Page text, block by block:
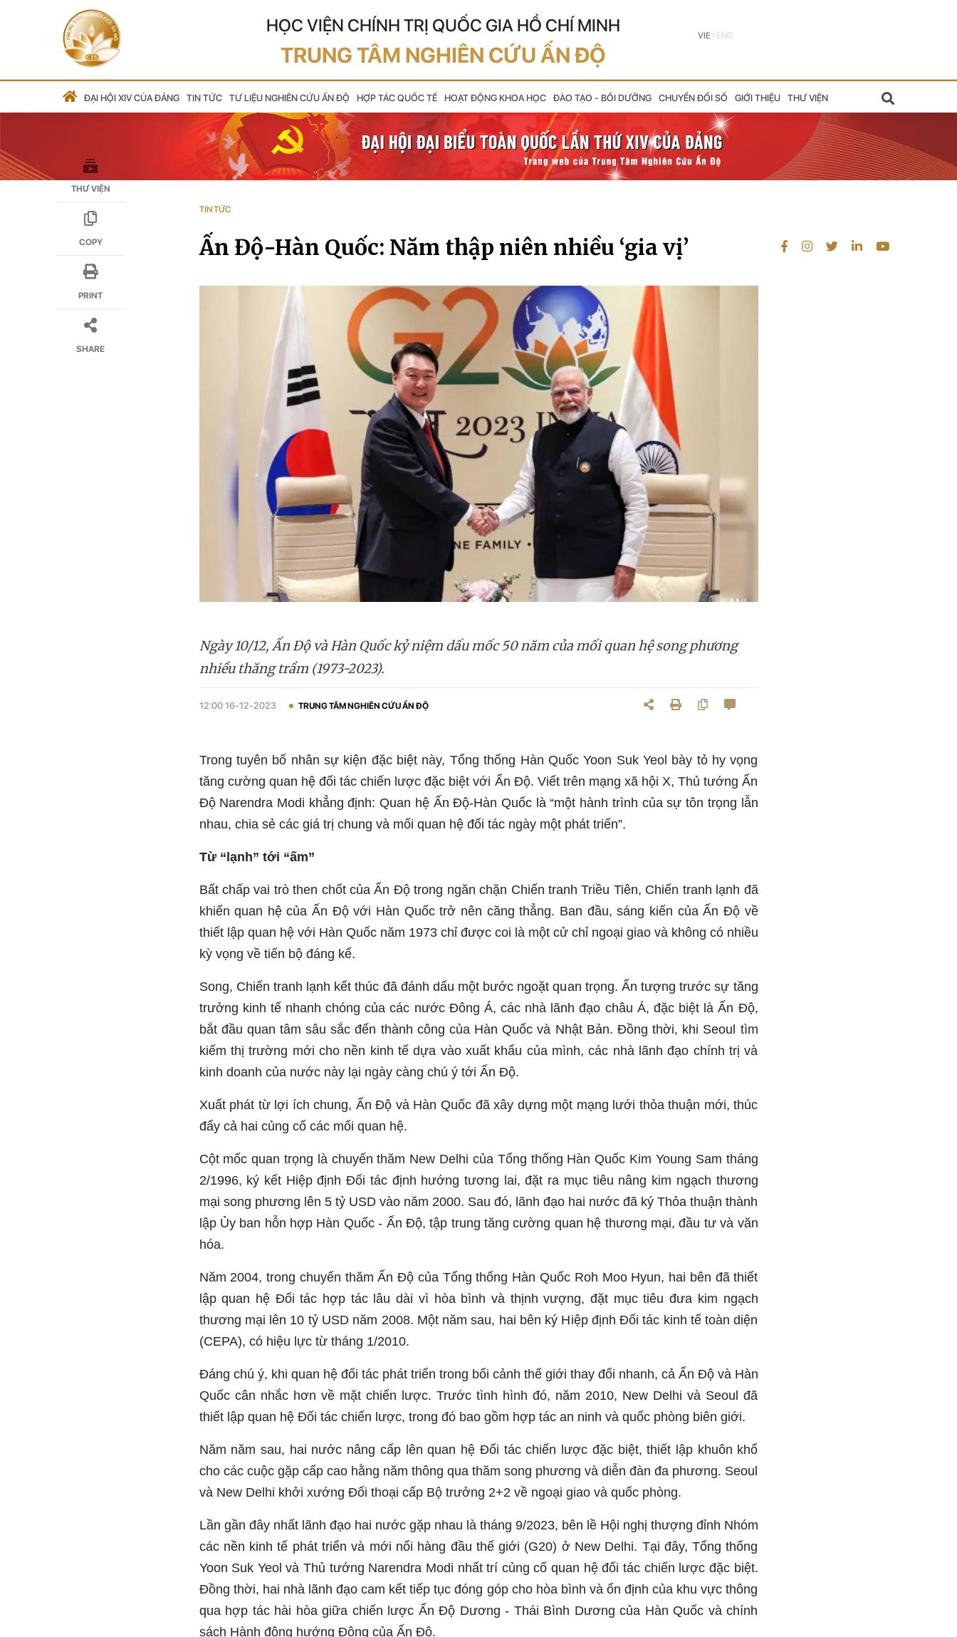
HỌC VIỆN CHÍNH TRỊ QUỐC GIA HỒ CHÍ MINH
TRUNG TÂM NGHIÊN CỨU ẤN ĐỘ
VIE ENG
ĐẠI HỘI XIV CỦA ĐẢNG TIN TỨC TƯ LIỆU NGHIÊN CỨU ẤN ĐỘ HỢP TÁC QUỐC TẾ HOẠT ĐỘNG KHOA HỌC ĐÀO TẠO - BỒI DƯỠNG CHUYỂN ĐỔI SỐ GIỚI THIỆU THƯ VIỆN
TIN TỨC
THƯ VIỆN
COPY
PRINT
SHARE
Ấn Độ-Hàn Quốc: Năm thập niên nhiều ‘gia vị’
Ngày 10/12, Ấn Độ và Hàn Quốc kỷ niệm dấu mốc 50 năm của mối quan hệ song phương
nhiều thăng trầm (1973-2023).
12:00 16-12-2023 TRUNG TÂM NGHIÊN CỨU ẤN ĐỘ
Trong tuyên bố nhân sự kiện đặc biệt này, Tổng thống Hàn Quốc Yoon Suk Yeol bày tỏ hy vọng
tăng cường quan hệ đối tác chiến lược đặc biệt với Ấn Độ. Viết trên mạng xã hội X, Thủ tướng Ấn
Độ Narendra Modi khẳng định: Quan hệ Ấn Độ-Hàn Quốc là “một hành trình của sự tôn trọng lẫn
nhau, chia sẻ các giá trị chung và mối quan hệ đối tác ngày một phát triển”.
Từ “lạnh” tới “ấm”
Bất chấp vai trò then chốt của Ấn Độ trong ngăn chặn Chiến tranh Triều Tiên, Chiến tranh lạnh đã
khiến quan hệ của Ấn Độ với Hàn Quốc trở nên căng thẳng. Ban đầu, sáng kiến của Ấn Độ về
thiết lập quan hệ với Hàn Quốc năm 1973 chỉ được coi là một cử chỉ ngoại giao và không có nhiều
kỳ vọng về tiến bộ đáng kể.
Song, Chiến tranh lạnh kết thúc đã đánh dấu một bước ngoặt quan trọng. Ấn tượng trước sự tăng
trưởng kinh tế nhanh chóng của các nước Đông Á, các nhà lãnh đạo châu Á, đặc biệt là Ấn Độ,
bắt đầu quan tâm sâu sắc đến thành công của Hàn Quốc và Nhật Bản. Đồng thời, khi Seoul tìm
kiếm thị trường mới cho nền kinh tế dựa vào xuất khẩu của mình, các nhà lãnh đạo chính trị và
kinh doanh của nước này lại ngày càng chú ý tới Ấn Độ.
Xuất phát từ lợi ích chung, Ấn Độ và Hàn Quốc đã xây dựng một mạng lưới thỏa thuận mới, thúc
đẩy cả hai củng cố các mối quan hệ.
Cột mốc quan trọng là chuyến thăm New Delhi của Tổng thống Hàn Quốc Kim Young Sam tháng
2/1996, ký kết Hiệp định Đối tác định hướng tương lai, đặt ra mục tiêu nâng kim ngạch thương
mại song phương lên 5 tỷ USD vào năm 2000. Sau đó, lãnh đạo hai nước đã ký Thỏa thuận thành
lập Ủy ban hỗn hợp Hàn Quốc - Ấn Độ, tập trung tăng cường quan hệ thương mại, đầu tư và văn
hóa.
Năm 2004, trong chuyến thăm Ấn Độ của Tổng thống Hàn Quốc Roh Moo Hyun, hai bên đã thiết
lập quan hệ Đối tác hợp tác lâu dài vì hòa bình và thịnh vượng, đặt mục tiêu đưa kim ngạch
thương mại lên 10 tỷ USD năm 2008. Một năm sau, hai bên ký Hiệp định Đối tác kinh tế toàn diện
(CEPA), có hiệu lực từ tháng 1/2010.
Đáng chú ý, khi quan hệ đối tác phát triển trong bối cảnh thế giới thay đổi nhanh, cả Ấn Độ và Hàn
Quốc cân nhắc hơn về mặt chiến lược. Trước tình hình đó, năm 2010, New Delhi và Seoul đã
thiết lập quan hệ Đối tác chiến lược, trong đó bao gồm hợp tác an ninh và quốc phòng biên giới.
Năm năm sau, hai nước nâng cấp lên quan hệ Đối tác chiến lược đặc biệt, thiết lập khuôn khổ
cho các cuộc gặp cấp cao hằng năm thông qua thăm song phương và diễn đàn đa phương. Seoul
và New Delhi khởi xướng Đối thoại cấp Bộ trưởng 2+2 về ngoại giao và quốc phòng.
Lần gần đây nhất lãnh đạo hai nước gặp nhau là tháng 9/2023, bên lề Hội nghị thượng đỉnh Nhóm
các nền kinh tế phát triển và mới nổi hàng đầu thế giới (G20) ở New Delhi. Tại đây, Tổng thống
Yoon Suk Yeol và Thủ tướng Narendra Modi nhất trí củng cố quan hệ đối tác chiến lược đặc biệt.
Đồng thời, hai nhà lãnh đạo cam kết tiếp tục đóng góp cho hòa bình và ổn định của khu vực thông
qua hợp tác hài hòa giữa chiến lược Ấn Độ Dương - Thái Bình Dương của Hàn Quốc và chính
sách Hành động hướng Đông của Ấn Độ.